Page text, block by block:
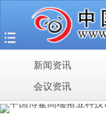
新闻资讯
会议资讯
首页
猪场之旅
新闻资讯
猪病动态